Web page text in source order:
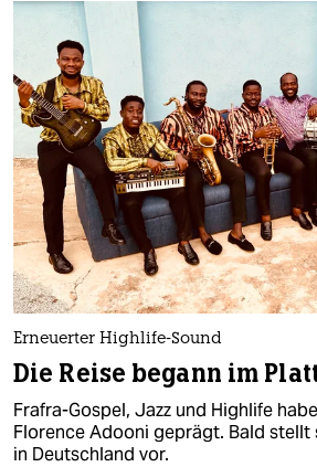
Erneuerter Highlife-Sound
Die Reise begann im
Frafra-Gospel, Jazz und Highlife
Florence Adooni geprägt. Bald stellt
in Deutschland vor.